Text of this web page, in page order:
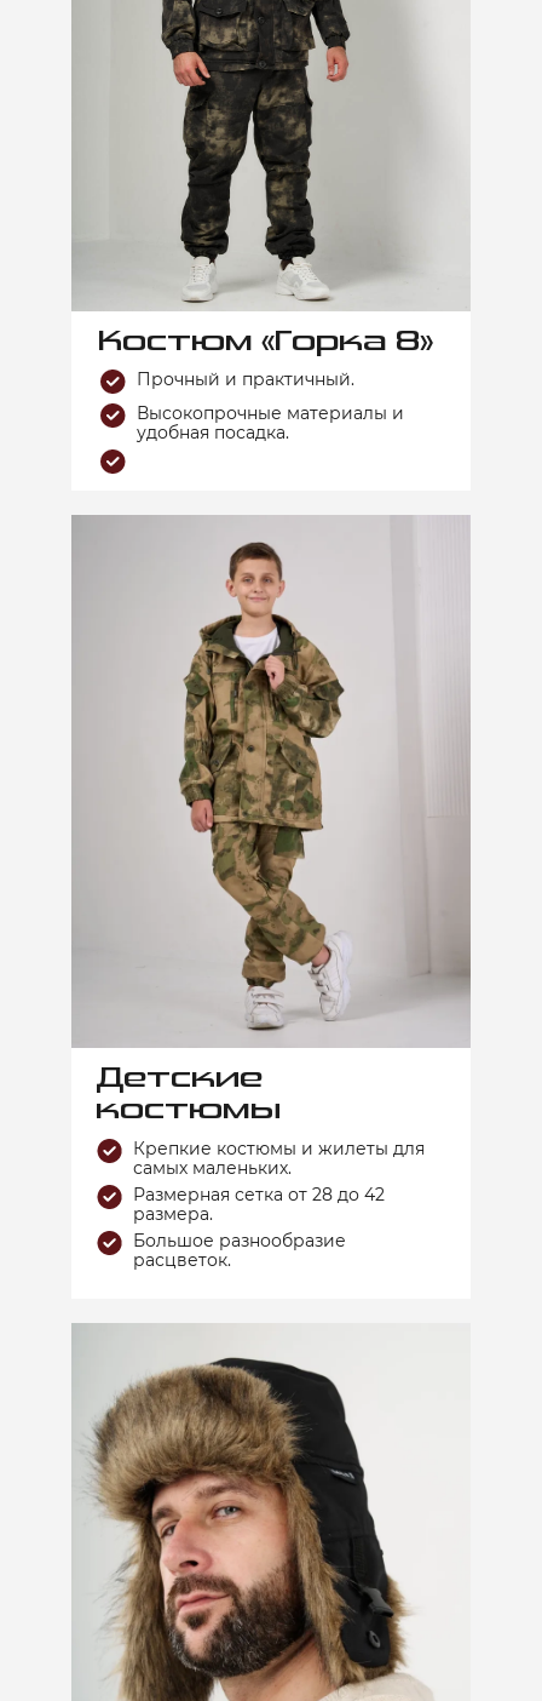
Костюм «Горка 8»
Прочный и практичный.
Высокопрочные материалы и
удобная посадка.
Детские
костюмы
Крепкие костюмы и жилеты для
самых маленьких.
Размерная сетка от 28 до 42
размера.
Большое разнообразие
расцветок.